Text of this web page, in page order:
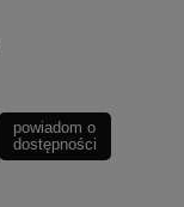
powiadom o
dostępności